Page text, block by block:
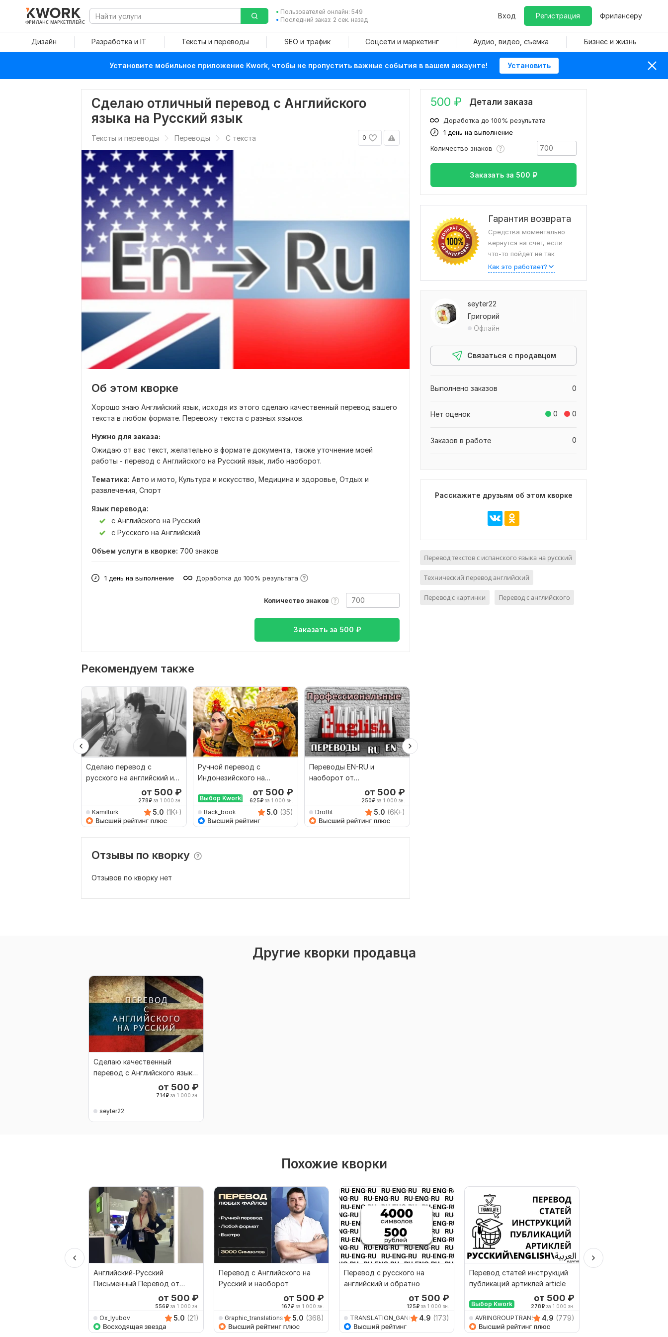
ФРИЛАНС МАРКЕТПЛЕЙС
Пользователей онлайн: 549
Последний заказ: 2 сек. назад
Вход Регистрация Фрилансеру
Дизайн Разработка и IT Тексты и переводы SEO и трафик Соцсети и маркетинг Аудио, видео, съемка Бизнес и жизнь
Установите мобильное приложение Kwork, чтобы не пропустить важные события в вашем аккаунте! Установить
Сделаю отличный перевод с Английского
языка на Русский язык
0
Тексты и переводы Переводы С текста
Об этом кворке
Хорошо знаю Английский язык, исходя из этого сделаю качественный перевод вашего
текста в любом формате. Перевожу текста с разных языков.
Нужно для заказа:
Ожидаю от вас текст, желательно в формате документа, также уточнение моей
работы - перевод с Английского на Русский язык, либо наоборот.
Тематика: Авто и мото, Культура и искусство, Медицина и здоровье, Отдых и
развлечения, Спорт
Язык перевода:
с Английского на Русский
с Русского на Английский
Объем услуги в кворке: 700 знаков
1 день на выполнение Доработка до 100% результата
Количество знаков
Заказать за 500 ₽
Рекомендуем также
Сделаю перевод с
русского на английский и
от 500 ₽
278₽за 1 000 зн.
Kamilturk 5.0 (1K+)
Ручной перевод с
Индонезийского на
Русский и наоборот
Выбор Kwork
от 500 ₽
625₽ за 1 000 зн.
Back_book 5.0 (35)
Переводы EN-RU и
наоборот от
от 500 ₽
250₽за 1 000 зн.
DroBit 5.0 (6K+)
Отзывы по кворку
Отзывов по кворку нет
500 ₽ Детали заказа
1 день на выполнение
Доработка до 100% результата
Количество знаков
Заказать за 500 ₽
Гарантия возврата
Средства моментально
вернутся на счет, если
что-то пойдет не так
Как это работает?
seyter22
Григорий
Офлайн
Связаться с продавцом
0
Выполнено заказов
0 0
Нет оценок
0
Заказов в работе
Расскажите друзьям об этом кворке
Перевод текстов с испанского языка на русский
Технический перевод английский
Перевод с картинки Перевод с английского
Другие кворки продавца
Сделаю качественный
перевод с Английского языка
от 500 ₽
714₽ за 1 000 зн.
seyter22
Похожие кворки
Английский-Русский
Письменный Перевод от
Профессиональногоот 500 ₽
556₽ за 1 000 зн.
Ox_lyubov 5.0 (21)
Перевод с Английского на
Русский и наоборот
от 500 ₽
167₽ за 1 000 зн.
Graphic_translations 5.0 (368)
Перевод с русского на
английский и обратно
от 500 ₽
125₽ за 1 000 зн.
TRANSLATION_GANG 4.9 (173)
Перевод статей инструкций
публикаций артиклей article
Выбор Kwork
от 500 ₽
278₽ за 1 000 зн.
AVRINGROUPTRANSLATIO
4.9 (779)